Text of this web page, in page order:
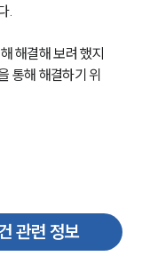
.
해결해 보려 했지
통해 해결하기 위
관련 정보